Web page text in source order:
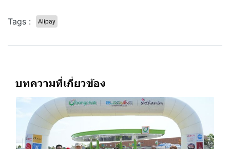
Tags : Alipay
บทความที่เกี่ยวข้อง